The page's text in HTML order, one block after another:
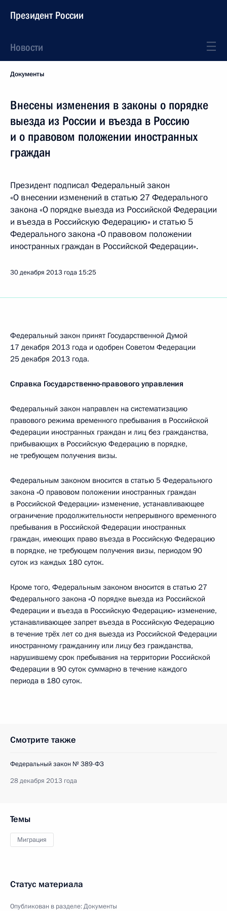
Президент России
Новости
Документы
Внесены изменения в законы о порядке
выезда из России и въезда в Россию
и о правовом положении иностранных
граждан
Президент подписал Федеральный закон
«О внесении изменений в статью 27 Федерального
закона «О порядке выезда из Российской Федерации
и въезда в Российскую Федерацию» и статью 5
Федерального закона «О правовом положении
иностранных граждан в Российской Федерации».
30 декабря 2013 года 15:25
Федеральный закон принят Государственной Думой
17 декабря 2013 года и одобрен Советом Федерации
25 декабря 2013 года.
Справка Государственно-правового управления
Федеральный закон направлен на систематизацию
правового режима временного пребывания в Российской
Федерации иностранных граждан и лиц без гражданства,
прибывающих в Российскую Федерацию в порядке,
не требующем получения визы.
Федеральным законом вносится в статью 5 Федерального
закона «О правовом положении иностранных граждан
в Российской Федерации» изменение, устанавливающее
ограничение продолжительности непрерывного временного
пребывания в Российской Федерации иностранных
граждан, имеющих право въезда в Российскую Федерацию
в порядке, не требующем получения визы, периодом 90
суток из каждых 180 суток.
Кроме того, Федеральным законом вносится в статью 27
Федерального закона «О порядке выезда из Российской
Федерации и въезда в Российскую Федерацию» изменение,
устанавливающее запрет въезда в Российскую Федерацию
в течение трёх лет со дня выезда из Российской Федерации
иностранному гражданину или лицу без гражданства,
нарушившему срок пребывания на территории Российской
Федерации в 90 суток суммарно в течение каждого
периода в 180 суток.
Смотрите также
Федеральный закон № 389-ФЗ
28 декабря 2013 года
Темы
Миграция
Статус материала
Опубликован в разделе:Документы